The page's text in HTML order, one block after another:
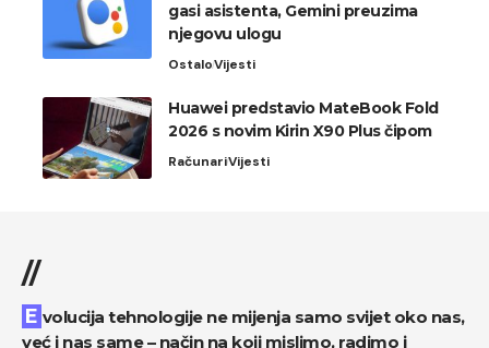
gasi asistenta, Gemini preuzima
njegovu ulogu
OstaloVijesti
Huawei predstavio MateBook Fold
2026 s novim Kirin X90 Plus čipom
RačunariVijesti
//
Evolucija tehnologije ne mijenja samo svijet oko nas,
već i nas same – način na koji mislimo, radimo i